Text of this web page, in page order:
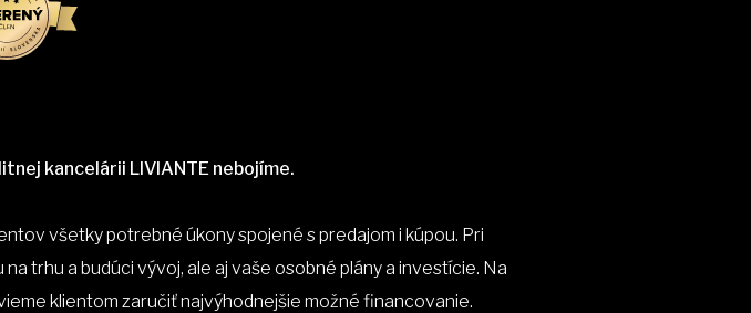
kancelárii LIVIANTE nebojíme.
všetky potrebné úkony spojené s predajom i kúpou. Pri
trhu a budúci vývoj, ale aj vaše osobné plány a investície. Na
klientom zaručiť najvýhodnejšie možné financovanie.